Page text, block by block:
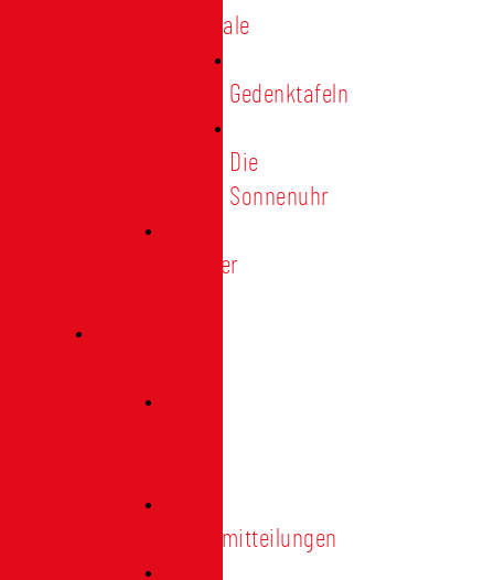
Denkmale
Gedenktafeln
Die
Sonnenuhr
Ratinger
Pressemitteilungen